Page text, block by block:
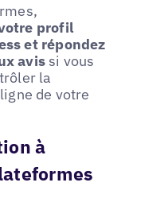
profil
et répondez
avis si vous
la
de votre
à